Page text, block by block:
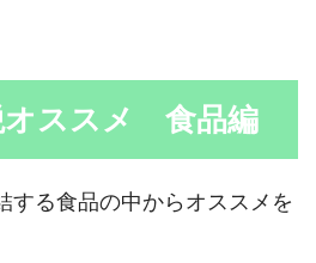
オススメ 食品編
する食品の中からオススメを